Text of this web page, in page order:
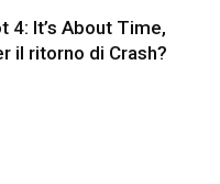
4: It’s About Time,
il ritorno di Crash?